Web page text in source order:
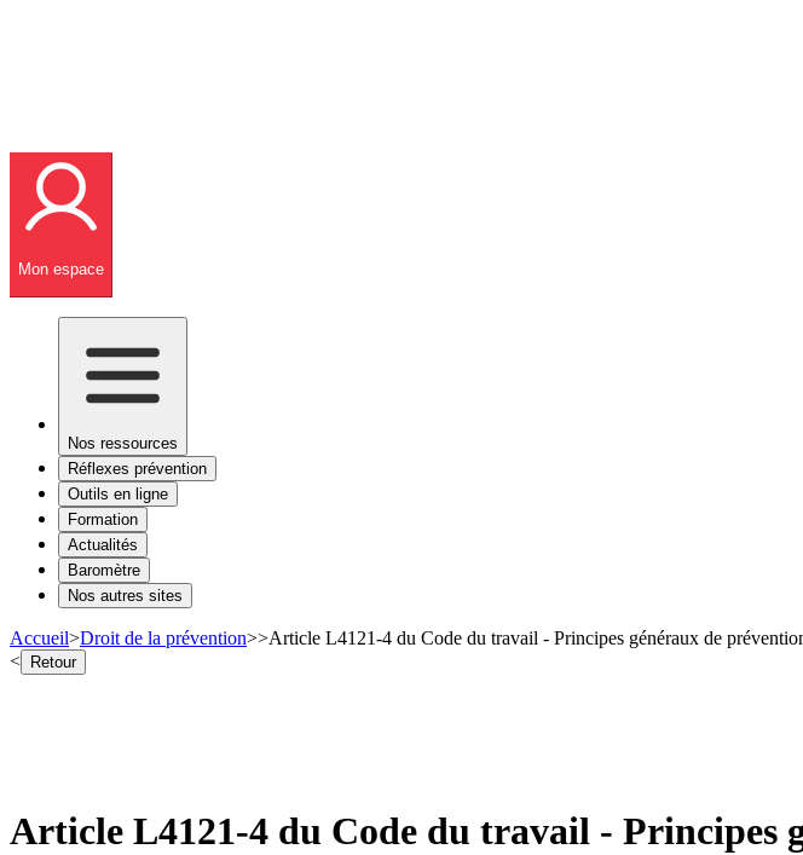
Mon espace
Nos ressources
Réflexes prévention
Outils en ligne
Formation
Actualités
Baromètre
Nos autres sites
Accueil>Droit de la prévention>>Article L4121-4 du Code du travail - Principes généraux de
< Retour
Article L4121-4 du Code du travail - Principes